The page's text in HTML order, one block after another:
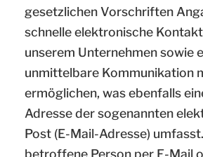
gesetzlichen Vorschriften
schnelle elektronische
unserem Unternehmen sowie
unmittelbare Kommunikation
ermöglichen, was ebenfalls
Adresse der sogenannten
Post (E-Mail-Adresse)
betroffene Person per E-Mail